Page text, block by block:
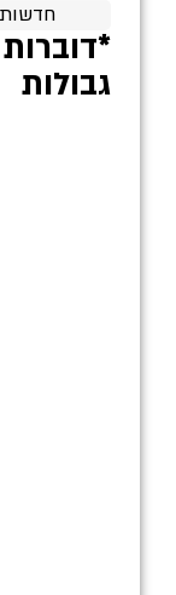
חדשות
גבולות